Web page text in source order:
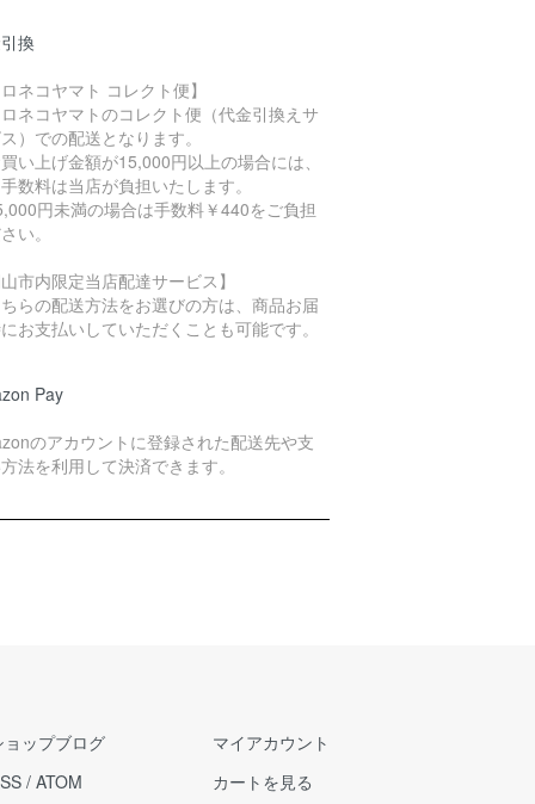
換
ロネコヤマト コレクト便】
ロネコヤマトのコレクト便（代金引換えサ
）での配送となります。
買い上げ金額が15,000円以上の場合には、
数料は当店が負担いたします。
円未満の場合は手数料￥440をご負担
い。
山市内限定当店配達サービス】
ちらの配送方法をお選びの方は、商品お届
お支払いしていただくことも可能です。
Pay
のアカウントに登録された配送先や支
法を利用して決済できます。
ョップブログ
/ ATOM
マイアカウント
カートを見る